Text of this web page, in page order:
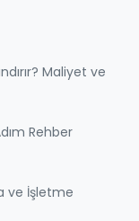
Maliyet ve
Rehber
ve İşletme